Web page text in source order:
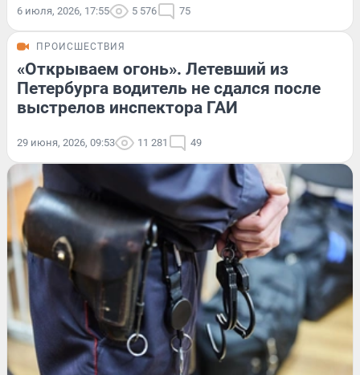
6 июля, 2026, 17:55 5 576 75
ПРОИСШЕСТВИЯ
«Открываем огонь». Летевший из
Петербурга водитель не сдался после
выстрелов инспектора ГАИ
29 июня, 2026, 09:53 11 281 49